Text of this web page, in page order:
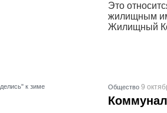
Это
жилищным
Жилищный
Общество 9